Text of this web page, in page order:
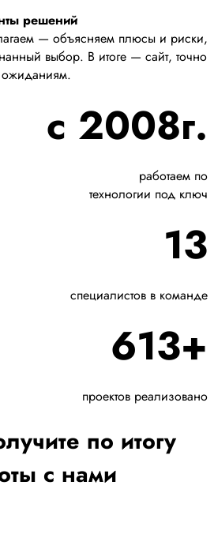
решений
— объясняем плюсы и риски,
выбор. В итоге — сайт, точно
с 2008г.
работаем по
технологии под ключ
13
специалистов в команде
613+
проектов реализовано
по итогу
с нами